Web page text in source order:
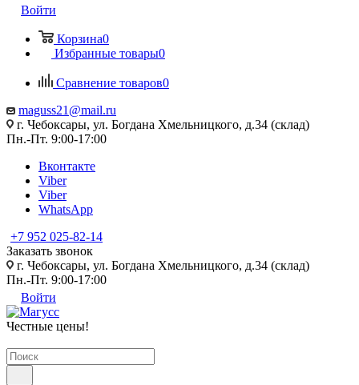
Войти
Корзина0
Избранные товары0
Сравнение товаров0
maguss21@mail.ru
г. Чебоксары, ул. Богдана Хмельницкого, д.34 (склад)
Пн.-Пт. 9:00-17:00
Вконтакте
Viber
Viber
WhatsApp
+7 952 025-82-14
Заказать звонок
г. Чебоксары, ул. Богдана Хмельницкого, д.34 (склад)
Пн.-Пт. 9:00-17:00
Войти
Честные цены!